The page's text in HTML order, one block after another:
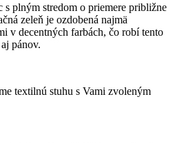
s plným stredom o priemere približne
zeleň je ozdobená najmä
v decentných farbách, čo robí tento
pánov.
textilnú stuhu s Vami zvoleným